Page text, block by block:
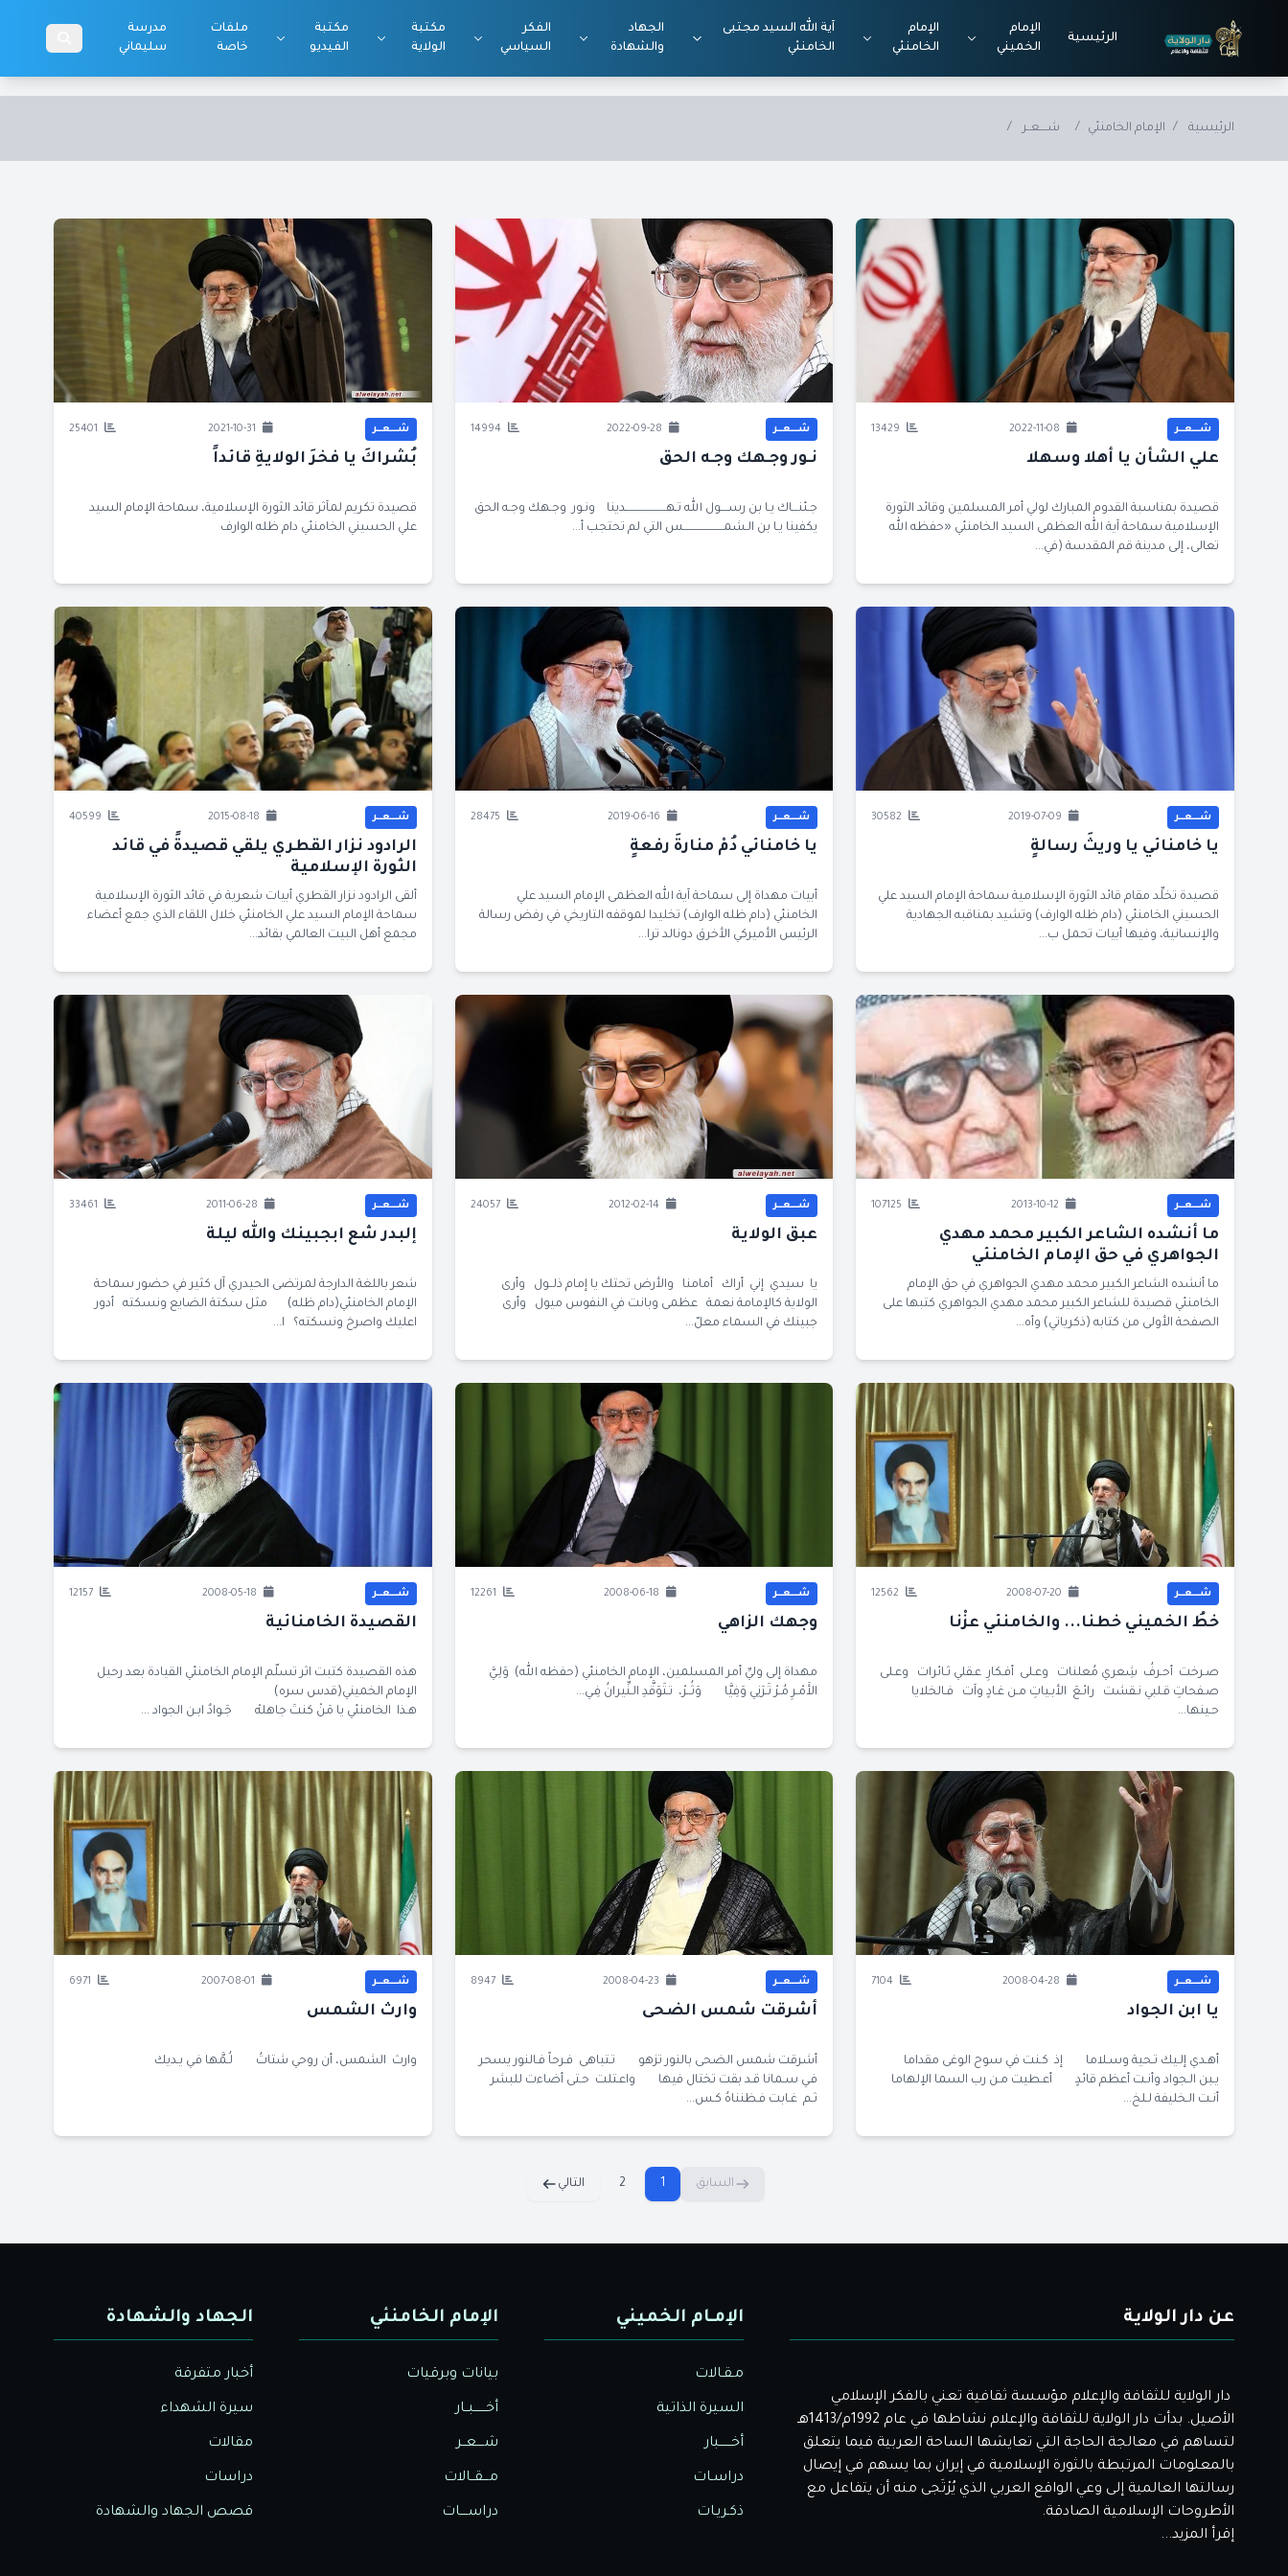
الرئيسية
الإمام
الخميني
الإمام
الخامنئي
آية الله السيد مجتبى
الخامنئي
الجهاد
والشهادة
الفكر
السياسي
مكتبة
الولاية
مكتبة
الفيديو
ملفات
خاصة
مدرسة
سليماني
الرئيسية / الإمام الخامنئي / شــــعــر /
شــــعــر
علي الشأن يا أهلا وسهلا
قصيدة بمناسبة القدوم المبارك لولي أمر المسلمين وقائد الثورة
الإسلامية سماحة آية الله العظمى السيد الخامنئي «حفظه الله
تعالى، إلى مدينة قم المقدسة (في...
شــــعــر 14994
نـور وجـهك وجـه الحق
جـئنـــاك يـا بن رســــول الله تـهـــــــــــــــــــــدينا ونـور وجـهك وجـه الحق
يكفينا يـا بن الـشمـــــــــــــــــــــس التي لم تحتجب أ...
شــــعــر
بُشراكَ يا فخرَ الولايةِ قائداً
قصيدة تكريم لمآثر قائد الثورة الإسلامية، سماحة الإمام السيد
علي الحسيني الخامنئي دام ظله الوارف
شــــعــر
يا خامنائي يا وريثَ رسالةٍ
قصيدة تخلِّد مقام قائد الثورة الإسلامية سماحة الإمام السيد علي
الحسيني الخامنئي (دام ظله الوارف) وتشيد بمناقبه الجهادية
والإنسانية، وفيها أبيات تحمل ب...
شــــعــر
يا خامنائي دُمْ منارةَ رفعةٍ
أبيات مهداة إلى سماحة آية الله العظمى الإمام السيد علي
الخامنئي (دام ظله الوارف) تخليدا لموقفه التاريخي في رفض رسالة
الرئيس الأميركي الأخرق دونالد ترا...
شــــعــر
الرادود نزار القطري يلقي قصيدةً في قائد
الثورة الإسلامية
ألقى الرادود نزار القطري أبيات شعرية في قائد الثورة الإسلامية
سماحة الإمام السيد علي الخامنئي خلال اللقاء الذي جمع أعضاء
مجمع أهل البيت العالمي بقائد...
شــــعــر
ما أنشده الشاعر الكبير محمد مهدي
الجواهري في حق الإمام الخامنئي
ما أنشده الشاعر الكبير محمد مهدي الجواهري في حق الإمام
الخامنئي قصيدة للشاعر الكبير محمد مهدي الجواهري كتبها على
الصفحة الأولى من كتابه (ذكرياتي) وأه...
شــــعــر 2012-02-14
24057
عبق الولاية
يا سيدي إني أراك أمامنا والأرض تحتك يا إمام ذلــول وأرى
الولاية كالإمامة نعمة عظمى وبانت في النفوس ميول وأرى
جبينك في السماء معلّ...
شــــعــر
إلبدر شع ابجبينك والله ليلة
شعر باللغة الدارجة لمرتضى الحيدري آل كثير في حضور سماحة
الإمام الخامنئي(دام ظله) مثل سكتة الضايع ونسكته أدور
اعليك واصرخ ونسكته؟ ا...
شــــعــر
خطُ الخميني خطنا... والخامنئي عزْنا
صـرخت أحـرفُ شِعري مُعلنات وعـلى أفـكارِ عـقلي ثـائرات وعـلى
صـفحاتِ قـلبي نـقشت رائـعَ الأبـياتِ مـن غـادٍ وآت فـالخلايا
حـينها...
شــــعــر
وجهك الزاهي
مهداة إلى وليِّ أمر المسلمين، الإمام الخامنئي (حفظه الله) وَلِـيَّ
الأَمْـرِ مُـرْ تَـرَنِي وَفِيَّا وَثُــرْ، تـتَوَقَّدِ الـنِّيرانُ فِـي...
شــــعــر
القصيدة الخامنائية
هذه القصيدة كتبت اثر تسلّم الإمام الخامنئي القيادة بعد رحيل
الإمام الخميني(قدس سره)
هـذا الخامنئي يا مَنْ كنتَ جاهلهْ جَـوادٌ ابـن الجواد ...
شــــعــر
يا ابن الجواد
أهـدي إلـيك تـحية وسـلاما إذ كـنت في سوح الوغى مقداما
يـبن الـجواد وأنـت أعظم قائدٍ أعـطيت مـن رب السما الإلهاما
أنـت الـخليفة لـلخ...
شــــعــر 8947
أشرقت شمس الضحى
أشرقت شمس الضحى بالنور تزهو تـتباهى فـرحاً فـالنور يسحر
فـي سـمانا قـد بقت تختال فيها واعـتلت حـتى أضاءت للبشر
ثـم غـابت فـظنناهُ كـس...
شــــعــر
وارث الشمس
وارث الشمس، أن روحي شتاتُ لُـمَّها فـي يـديك
السابق 1
2 التالي
عن دار الولاية
دار الولاية للثقافة والإعلام مؤسسة ثقافية تعني بالفكر الإسلامي
الأصيل. بدأت دار الولاية للثقافة والإعلام نشاطها في عام 1992م/1413هـ
لتساهم في معالجة الحاجة التي تعايشها الساحة العربية فيما يتعلق
بالمعلومات المرتبطة بالثورة الإسلامية في إيران بما يسهم في إيصال
رسالتها العالمية إلى وعي الواقع العربي الذي يُرْتَجى منه أن يتفاعل مع
الأطروحات الإسلامية الصادقة.
إقرأ المزيد...
الإمـام الخميني
مـقـالات
السيرة الذاتية
أخــــــبار
دراسـات
ذكـريـات
الإمام الخامنئي
بيانات وبرقيات
أخــــــبــار
شــــعــر
مـــقــالات
دراســــات
الجهاد والشهادة
أخبار متفرقة
سيرة الشهداء
مقالات
دراسات
قصص الجهاد والشهادة